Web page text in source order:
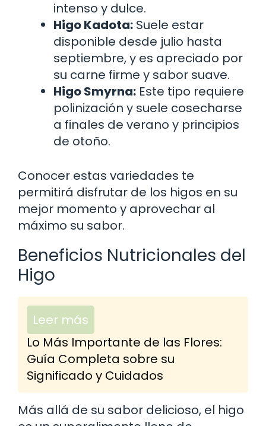
intenso y dulce.
Higo Kadota: Suele estar
disponible desde julio hasta
septiembre, y es apreciado por
su carne firme y sabor suave.
Higo Smyrna: Este tipo requiere
polinización y suele cosecharse
a finales de verano y principios
de otoño.
Conocer estas variedades te
permitirá disfrutar de los higos en su
mejor momento y aprovechar al
máximo su sabor.
Beneficios Nutricionales del
Higo
Leer más
Lo Más Importante de las Flores:
Guía Completa sobre su
Significado y Cuidados
Más allá de su sabor delicioso, el higo